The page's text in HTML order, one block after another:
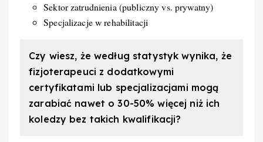
Sektor zatrudnienia (publiczny vs. prywatny)
Specjalizacje w rehabilitacji
Czy wiesz, że według statystyk wynika, że
fizjoterapeuci z dodatkowymi
certyfikatami lub specjalizacjami mogą
zarabiać nawet o 30-50% więcej niż ich
koledzy bez takich kwalifikacji?